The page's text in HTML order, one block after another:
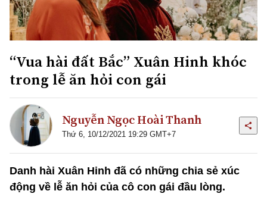
“Vua hài đất Bắc” Xuân Hinh khóc
trong lễ ăn hỏi con gái
Nguyễn Ngọc Hoài Thanh
Thứ 6, 10/12/2021 19:29 GMT+7
Danh hài Xuân Hinh đã có những chia sẻ xúc
động về lễ ăn hỏi của cô con gái đầu lòng.